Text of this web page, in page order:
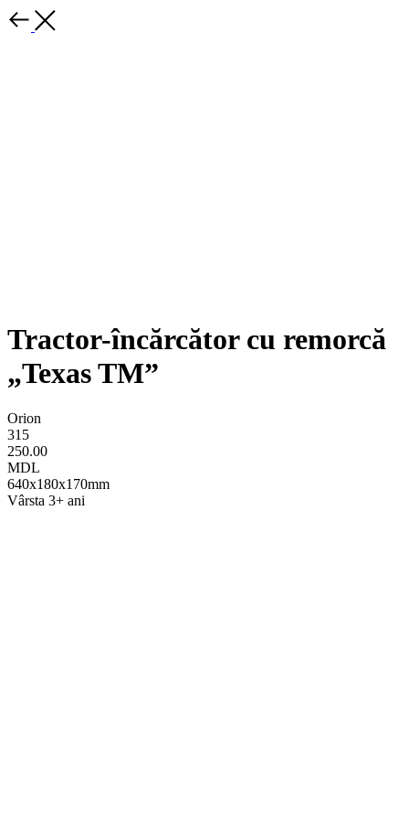
Tractor-încărcător cu remorcă
„Texas TM”
Orion
315
250.00
MDL
640х180х170mm
Vârsta 3+ ani